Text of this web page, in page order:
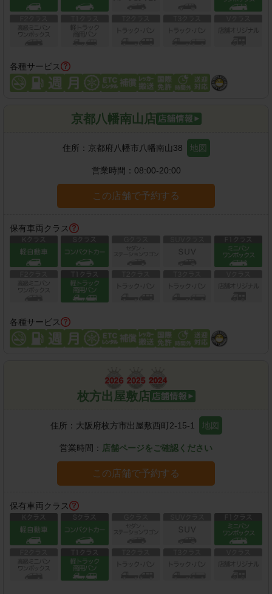
各種サービス
京都八幡南山店
住所： 京都府八幡市八幡南山38 地図
営業時間： 08:00-20:00
この店舗で予約する
保有車両クラス
各種サービス
枚方出屋敷店
住所： 大阪府枚方市出屋敷西町2-15-1 地図
営業時間： 店舗ページをご確認ください
この店舗で予約する
保有車両クラス